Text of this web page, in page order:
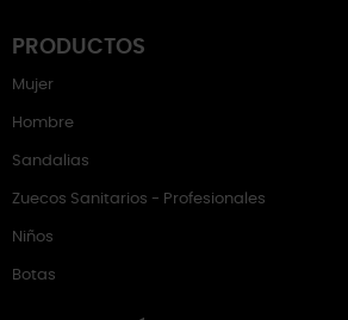
PRODUCTOS
Mujer
Hombre
Sandalias
Zuecos Sanitarios - Profesionales
Niños
Botas